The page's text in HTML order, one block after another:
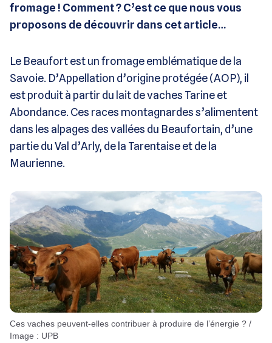
fromage ! Comment ? C’est ce que nous vous
proposons de découvrir dans cet article…
Le Beaufort est un fromage emblématique de la
Savoie. D’Appellation d’origine protégée (AOP), il
est produit à partir du lait de vaches Tarine et
Abondance. Ces races montagnardes s’alimentent
dans les alpages des vallées du Beaufortain, d’une
partie du Val d’Arly, de la Tarentaise et de la
Maurienne.
Ces vaches peuvent-elles contribuer à produire de l’énergie ? /
Image : UPB